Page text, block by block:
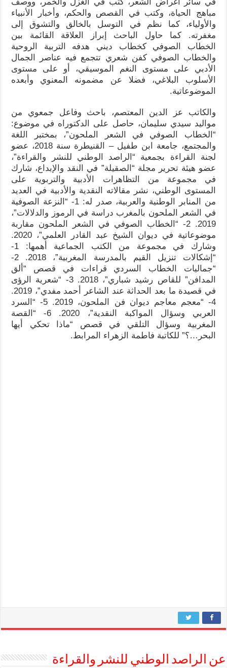
مباهج الحياة، وكتب في القصص والحكم، وأخبار الأنبياء
والأولياء، كما نظم في التوسل بالخالق والتشوق إلى
مغفرته. كما حاول الباحث إبراز العلاقة القائمة بين
الخطاب الصوفي كخطاب ديني هدفه التربية الروحية
والخطاب الصوفي كفن شعري تتجمع فيه عناصر الجمال
الأدبي على مستوى النغم الموسيقي، أو على مستوى
الأسلوب البلاغي، فضلا عن مضمونه المعنوي وأبعده
الموضوعاتية.
والكاتب عز الدين المعتصم، باحث وفاعل جمعوي من
مواليد سيدي سليمان، حاصل على الدكتوراه في موضوع:
“الخطاب الصوفي في الشعر الملحون”، بمختبر اللغة
والمجتمع، جامعة ابن طفيل – القنيطرة سنة 2018، عضو
لجنة القراءة بجمعية “الراصد الوطني للنشر والقراءة”،
عضو هيئة تحرير مجلة “الصقيلة” في النقد والإبداع، شارك
في مجموعة من التظاهرات الأدبية والتربوية على
المستوى الوطني، نشر مقالاته النقدية والأدبية في العديد
من المنابر الوطنية والعربية، صدر له: 1- “النزعة الصوفية
في الشعر الملحون بالمغرب دراسة في الرموز والدلالات”،
2019. 2- “الخطاب الصوفي في الشعر الملحون مقاربة
موضوعاتية في ديوان الشيخ عبد القادر العلمي”، 2020.
وشارك في مجموعة من الكتب الجماعية أهمها: 1-
“إشكالات تنزيل القيم بالمدرسة المغربية”، 2018. 2-
“جماليات الخطاب السردي قراءات في قصص “ألق
المدافن” للقاص رشيد شباري”، 2018. 3- “شعرية الرؤى
في قصيدة ما بعد الحداثة عند الشاعر أحمد مفدي”، 2019.
4- “معجم معاجم ديوان فن الملحون، 2019. 5- “السرد
العربي وسؤال المواكبة النقدية”، 2020. 6- “القصة
المغربية وسؤال التلقي في قصص “ماذا تحكي أيها
البحر…؟” للكاتبة فاطمة الزهراء المرابط.
عن الراصد الوطني للنشر والقراءة